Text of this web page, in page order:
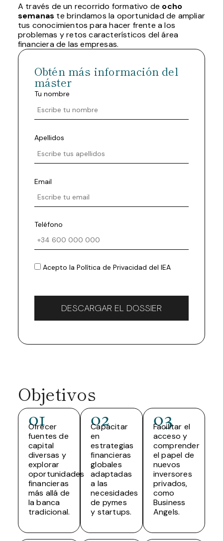
Obtén más información del
máster
Tu nombre
Apellidos
Email
Teléfono
Acepto la Política de Privacidad del IEA
A través de un recorrido formativo de ocho
semanas te brindamos la oportunidad de ampliar
tus conocimientos para hacer frente a los
problemas y retos característicos del área
financiera de las empresas.
Objetivos
01
Ofrecer
fuentes de
capital
diversas y
explorar
oportunidades
financieras
más allá de
la banca
tradicional.
02
Capacitar
en
estrategias
financieras
globales
adaptadas
a las
necesidades
de pymes
y startups.
03
Facilitar el
acceso y
comprender
el papel de
nuevos
inversores
privados,
como
Business
Angels.